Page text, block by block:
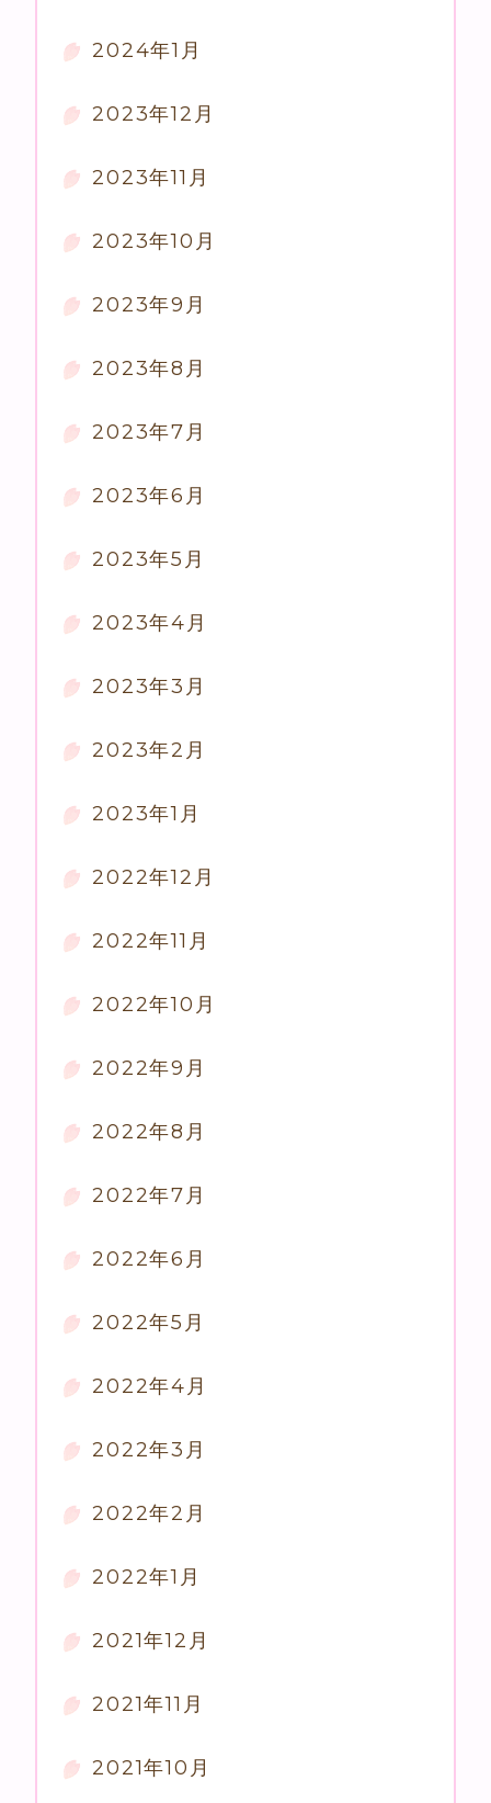
2024年1月
2023年12月
2023年11月
2023年10月
2023年9月
2023年8月
2023年7月
2023年6月
2023年5月
2023年4月
2023年3月
2023年2月
2023年1月
2022年12月
2022年11月
2022年10月
2022年9月
2022年8月
2022年7月
2022年6月
2022年5月
2022年4月
2022年3月
2022年2月
2022年1月
2021年12月
2021年11月
2021年10月